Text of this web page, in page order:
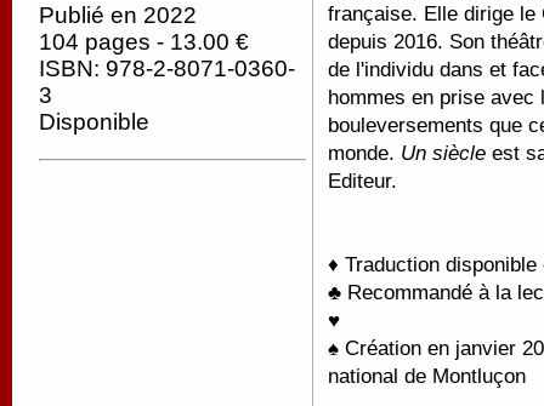
Publié en 2022
104 pages - 13.00 €
ISBN: 978-2-8071-0360-
3
Disponible
française. Elle dirige le
depuis 2016. Son
de l'individu dans et
hommes en prise
bouleversements que
monde. Un siècle est
Editeur.
♦ Traduction
♣ Recommandé à la
♥
♠ Création en janvier
national de Montluçon